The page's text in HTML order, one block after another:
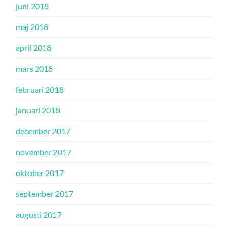
juni 2018
maj 2018
april 2018
mars 2018
februari 2018
januari 2018
december 2017
november 2017
oktober 2017
september 2017
augusti 2017